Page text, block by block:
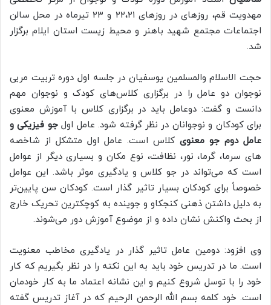
مهدویت قم، روزهای در روزهای ۲۲،۲۱ و ۲۳ تیرماه در محل سالن
اجتماعات مجتمع شهید باهنر و محیط زیست استان ایلام برگزار
شد.
حجت الاسلام والمسلمین یوسفیان در جلسه اول دوره تربیت مربی
نوجوان دو عامل را در برگزاری کلاس‌های کودک و نوجوان مهم
دانست و گفت: دوعامل باید در برگزاری کلاس با آموزش معنوی
برای کودکان و نوجوانان در نظر گرفته شود. عامل اولجو فیزیکی و
عامل دوم جو معنوی کلاس است. عامل اول متشکل از شاخصه
های سرما، گرما، نور، نظافت، نوع مکان و بسیاری دیگر از عوامل
است که می‌تواند در جو کلاس و یادگیری موثر باشد. این عوامل
خصوصاً برای کودکان بسیار تاثیر گذار است. کودکان سن پایین‌تر
به دلیل داشتن ذهنی کنجکاو و جوینده به کوچکترین تحریک خارج
از بحث واکنش نشان داده و از موضوع آموزش دور می‌شوند.
وی افزود: دومین عامل تاثیر گذار در یادگیری مخاطب معنویت
است. ما در تدریس خود باید به این نکته را در نظر بگیریم که کار
خود را با توسل شروع کنیم و این نشانه اعتماد ما به کار خودمان
است. خود کلمه بسم الله الرحمن الرحیم که در آغاز تدریس گفته